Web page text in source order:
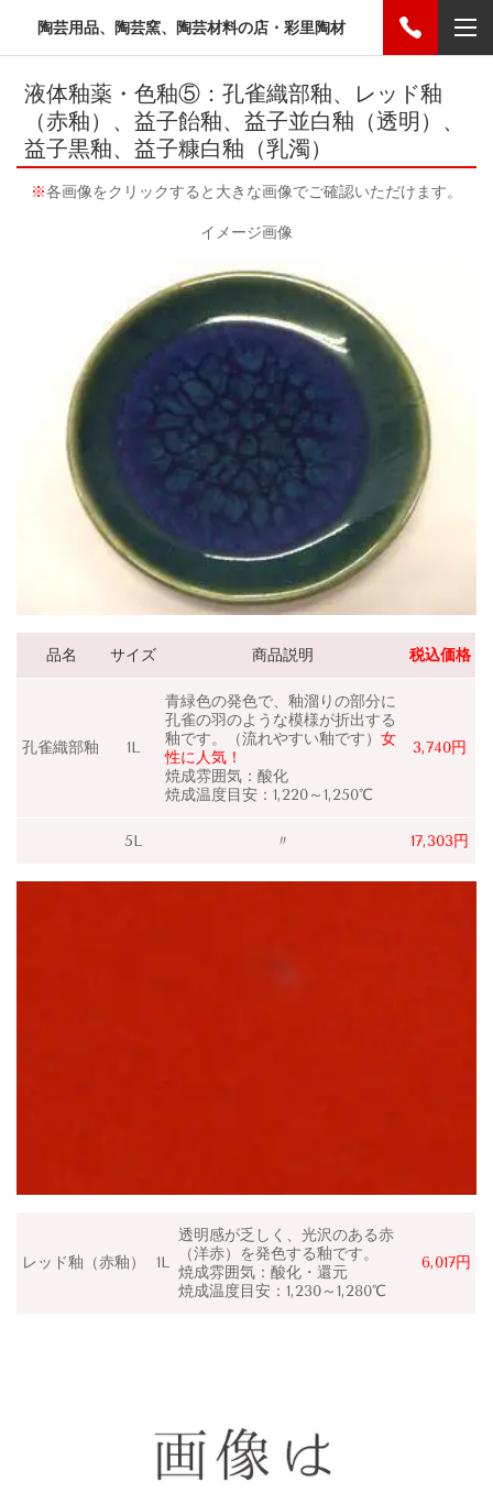
陶芸用品、陶芸窯、陶芸材料の店・彩里陶材
液体釉薬・色釉⑤：孔雀織部釉、レッド釉
（赤釉）、益子飴釉、益子並白釉（透明）、
益子黒釉、益子糠白釉（乳濁）
※各画像をクリックすると大きな画像でご確認いただけます。
イメージ画像
品名 サイズ 商品説明 税込価格
孔雀織部釉 1L
青緑色の発色で、釉溜りの部分に
孔雀の羽のような模様が折出する
釉です。（流れやすい釉です）女
性に人気！
焼成雰囲気：酸化
焼成温度目安：1,220～1,250℃
3,740円
5L 〃 17,303円
レッド釉（赤釉） 1L
透明感が乏しく、光沢のある赤
（洋赤） を発色する釉です。
焼成雰囲気：酸化・還元
焼成温度目安：1,230～1,280℃
6,017円